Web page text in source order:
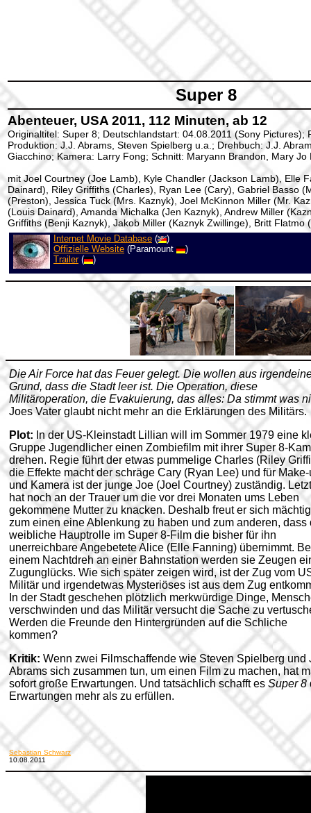
Super 8
Abenteuer, USA 2011, 112 Minuten, ab 12
Originaltitel: Super 8; Deutschlandstart: 04.08.2011 (Sony Pictures);
Produktion: J.J. Abrams, Steven Spielberg u.a.; Drehbuch: J.J.
Giacchino; Kamera: Larry Fong; Schnitt: Maryann Brandon, Mary Jo
mit Joel Courtney (Joe Lamb), Kyle Chandler (Jackson Lamb), Elle
Dainard), Riley Griffiths (Charles), Ryan Lee (Cary), Gabriel Basso
(Preston), Jessica Tuck (Mrs. Kaznyk), Joel McKinnon Miller (Mr.
(Louis Dainard), Amanda Michalka (Jen Kaznyk), Andrew Miller
Griffiths (Benji Kaznyk), Jakob Miller (Kaznyk Zwillinge), Britt Flatmo
Internet Movie Database (
)
Offizielle Website (Paramount
)
Trailer( )
Die Air Force hat das Feuer gelegt. Die wollen aus
Grund, dass die Stadt leer ist. Die Operation, diese
Militäroperation, die Evakuierung, das alles: Da stimmt was
Joes Vater glaubt nicht mehr an die Erklärungen des Militärs.
Plot: In der US-Kleinstadt Lillian will im Sommer 1979 eine
Gruppe Jugendlicher einen Zombiefilm mit ihrer Super 8-
drehen. Regie führt der etwas pummelige Charles (Riley
die Effekte macht der schräge Cary (Ryan Lee) und für
und Kamera ist der junge Joe (Joel Courtney) zuständig.
hat noch an der Trauer um die vor drei Monaten ums Leben
gekommene Mutter zu knacken. Deshalb freut er sich
zum einen eine Ablenkung zu haben und zum anderen, dass
weibliche Hauptrolle im Super 8-Film die bisher für ihn
unerreichbare Angebetete Alice (Elle Fanning) übernimmt.
einem Nachtdreh an einer Bahnstation werden sie Zeugen
Zugunglücks. Wie sich später zeigen wird, ist der Zug vom
Militär und irgendetwas Mysteriöses ist aus dem Zug
In der Stadt geschehen plötzlich merkwürdige Dinge,
verschwinden und das Militär versucht die Sache zu
Werden die Freunde den Hintergründen auf die Schliche
kommen?
Kritik: Wenn zwei Filmschaffende wie Steven Spielberg und
Abrams sich zusammen tun, um einen Film zu machen, hat
sofort große Erwartungen. Und tatsächlich schafft es Super 8
Erwartungen mehr als zu erfüllen.
Sebastian Schwarz
10.08.2011